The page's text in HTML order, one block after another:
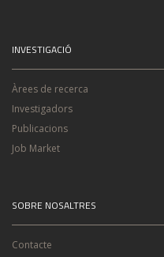
INVESTIGACIÓ
Àrees de recerca
Investigadors
Publicacions
Job Market
SOBRE NOSALTRES
Contacte